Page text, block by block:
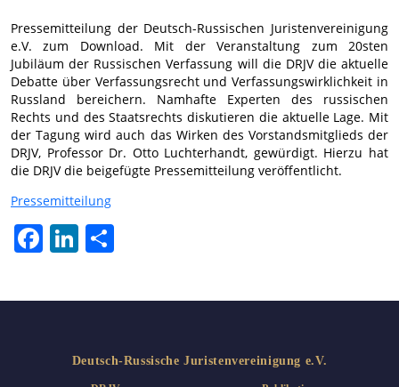
Pressemitteilung der Deutsch-Russischen Juristenvereinigung
e.V. zum Download. Mit der Veranstaltung zum 20sten
Jubiläum der Russischen Verfassung will die DRJV die aktuelle
Debatte über Verfassungsrecht und Verfassungswirklichkeit in
Russland bereichern. Namhafte Experten des russischen
Rechts und des Staatsrechts diskutieren die aktuelle Lage. Mit
der Tagung wird auch das Wirken des Vorstandsmitglieds der
DRJV, Professor Dr. Otto Luchterhandt, gewürdigt. Hierzu hat
die DRJV die beigefügte Pressemitteilung veröffentlicht.
Pressemitteilung
FacebookLinkedIn
Deutsch-Russische Juristenvereinigung e.V.